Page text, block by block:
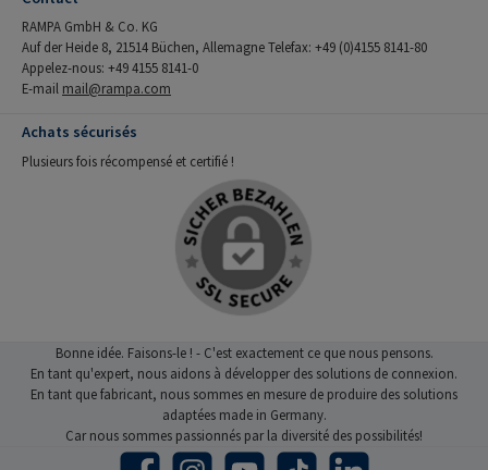
RAMPA GmbH & Co. KG
Auf der Heide 8, 21514 Büchen, Allemagne Telefax: +49 (0)4155 8141-80
Appelez-nous: +49 4155 8141-0
E-mail mail@rampa.com
Achats sécurisés
Plusieurs fois récompensé et certifié !
Bonne idée. Faisons-le ! - C'est exactement ce que nous pensons.
En tant qu'expert, nous aidons à développer des solutions de connexion.
En tant que fabricant, nous sommes en mesure de produire des solutions
adaptées made in Germany.
Car nous sommes passionnés par la diversité des possibilités!